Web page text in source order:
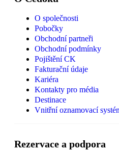
O společnosti
Pobočky
Obchodní partneři
Obchodní podmínky
Pojištění CK
Fakturační údaje
Kariéra
Kontakty pro média
Destinace
Vnitřní oznamovací
Rezervace a podpora